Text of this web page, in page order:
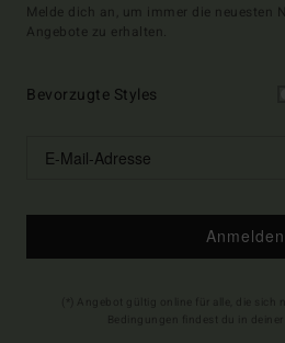
Melde dich an, um immer die neuesten
Angebote zu erhalten.
Bevorzugte Styles
Anmelden